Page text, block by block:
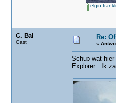
elgin-
C. Bal
Gast
Re:
«
Schub wat
Explorer . Ik